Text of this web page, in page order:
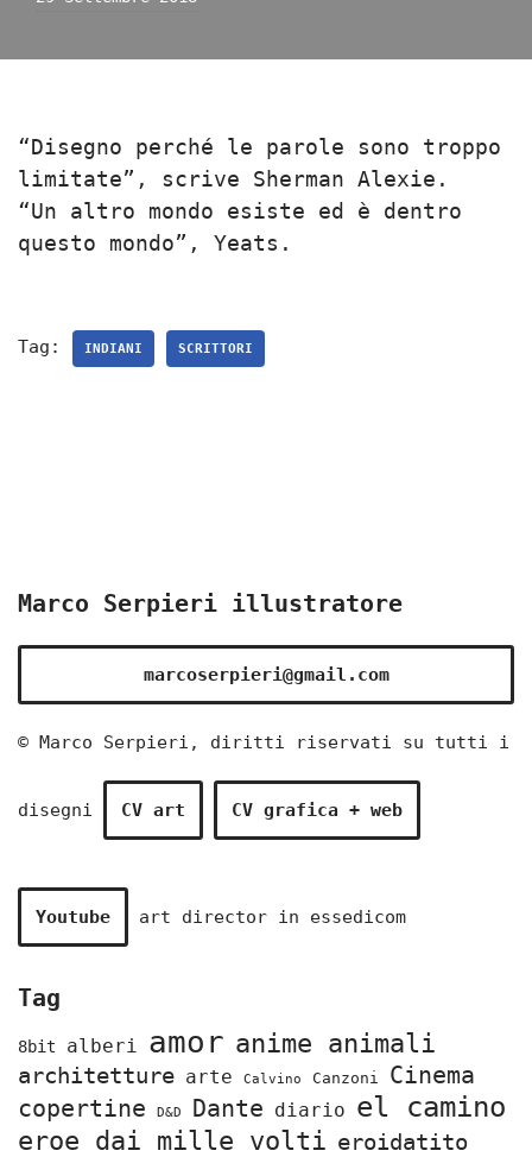
“Disegno perché le parole sono troppo
limitate”, scrive Sherman Alexie.
“Un altro mondo esiste ed è dentro
questo mondo”, Yeats.
Tag: INDIANI SCRITTORI
Marco Serpieri illustratore
marcoserpieri@gmail.com
© Marco Serpieri, diritti riservati su tutti i
disegni CV art CV grafica + web
Youtube art director in essedicom
Tag
8bit alberi amor anime animali
architetture arte Calvino Canzoni
Cinema
copertine
D&D Dante diario el camino
eroe dai mille volti eroidatito